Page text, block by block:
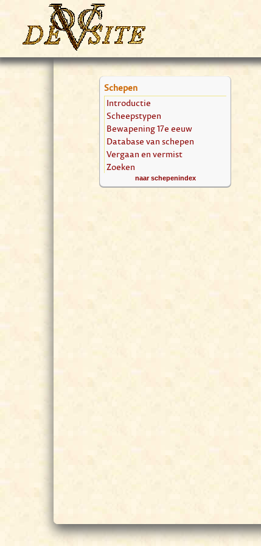
Schepen
Introductie
Scheepstypen
Bewapening 17e eeuw
Database van schepen
Vergaan en vermist
Zoeken
naar schepenindex